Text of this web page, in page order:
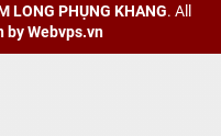
LONG PHỤNG KHANG. All
byWebvps.vn